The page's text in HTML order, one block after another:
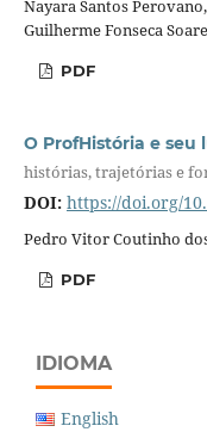
Nayara Santos
Guilherme Fonseca
PDF
O ProfHistória e seu
histórias, trajetórias e
DOI: https://doi.org/
Pedro Vitor Coutinho
PDF
IDIOMA
English